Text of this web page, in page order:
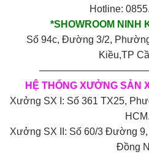
Hotline:
*SHOWROOM NINH
Số 94c, Đường 3/2,
Kiều,TP
HỆ THỐNG XƯỞNG SẢN
Xưởng SX I: Số 361 TX25,
HCM.
Xưởng SX II: Số 60/3 Đường
Đồng